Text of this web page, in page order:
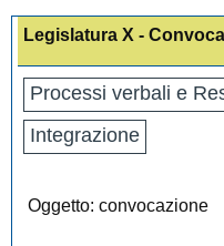
Legislatura X -
Processi verbali e
Integrazione
Oggetto: convocazione